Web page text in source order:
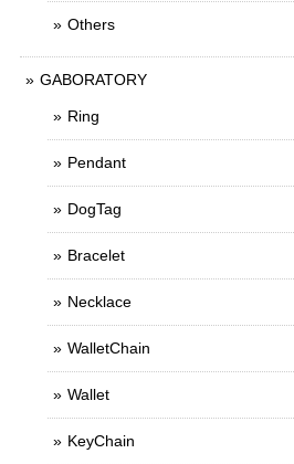
Others
GABORATORY
Ring
Pendant
DogTag
Bracelet
Necklace
WalletChain
Wallet
KeyChain